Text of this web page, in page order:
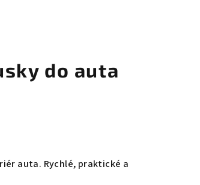
do auta
auta. Rychlé, praktické a